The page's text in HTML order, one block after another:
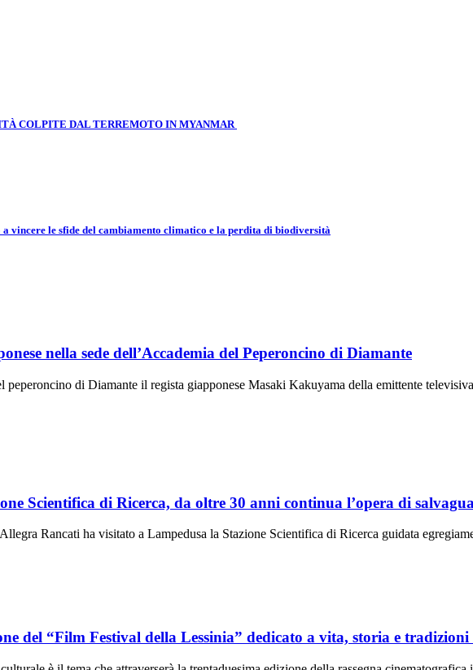
COLPITE DAL TERREMOTO IN MYANMAR
vincere le sfide del cambiamento climatico e la perdita di biodiversità
nella sede dell’Accademia del Peperoncino di Diamante
peperoncino di Diamante il regista giapponese Masaki Kakuyama della emittente
Scientifica di Ricerca, da oltre 30 anni continua l’opera di
Rancati ha visitato a Lampedusa la Stazione Scientifica di Ricerca guidata
del “Film Festival della Lessinia” dedicato a vita, storia e